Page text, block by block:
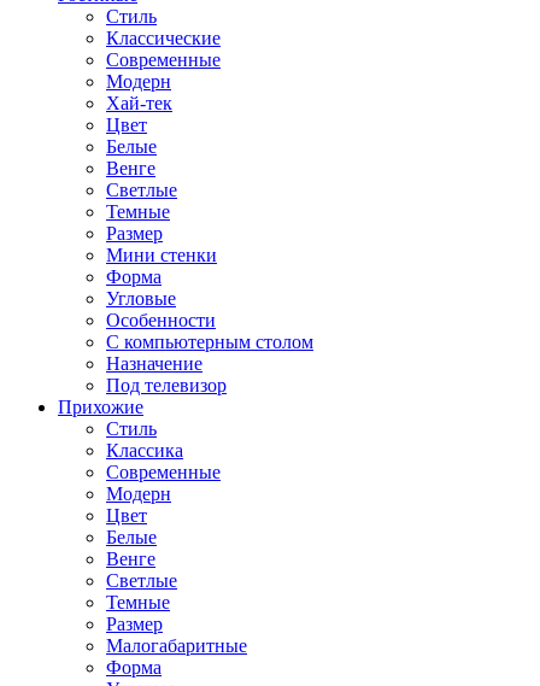
Стиль
Классические
Современные
Модерн
Хай-тек
Цвет
Белые
Венге
Светлые
Темные
Размер
Мини стенки
Форма
Угловые
Особенности
С компьютерным столом
Назначение
Под телевизор
Прихожие
Стиль
Классика
Современные
Модерн
Цвет
Белые
Венге
Светлые
Темные
Размер
Малогабаритные
Форма